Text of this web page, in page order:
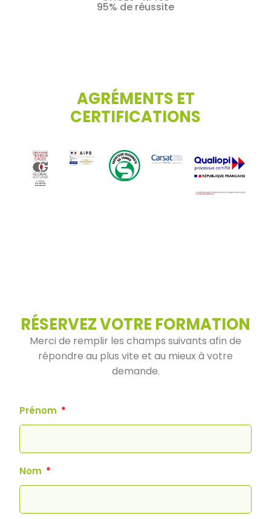
95% de réussite
AGRÉMENTS ET
CERTIFICATIONS
RÉSERVEZ VOTRE FORMATION
Merci de remplir les champs suivants afin de
répondre au plus vite et au mieux à votre
demande.
Prénom
Nom